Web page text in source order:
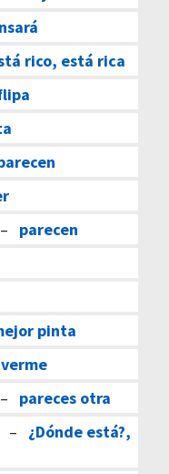
rico, está rica
– parecen
pinta
– pareces otra
¿Dónde está?,